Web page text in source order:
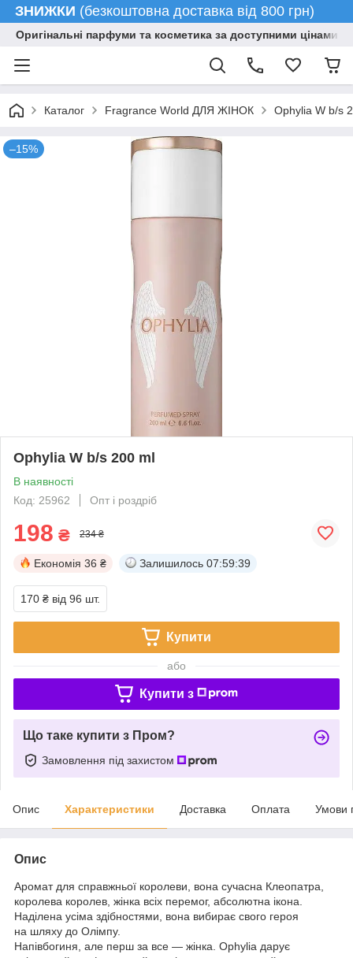
ЗНИЖКИ (безкоштовна доставка від 800 грн)
Оригінальні парфуми та косметика за доступними цінами
Каталог Fragrance World ДЛЯ ЖІНОК Ophylia W b/s
–15%
Ophylia W b/s 200 ml
В наявності
Код: 25962
Опт і роздріб
198 ₴ 234 ₴
Економія 36 ₴ Залишилось 07:59:39
170 ₴ від 96 шт.
Купити
або
Купити з
Що таке купити з Пром?
Замовлення під захистом
Опис Характеристики Доставка Оплата Умови
Опис
Аромат для справжньої королеви, вона сучасна Клеопатра,
королева королев, жінка всіх перемог, абсолютна ікона.
Наділена усіма здібностями, вона вибирає свого героя
на шляху до Олімпу.
Напівбогиня, але перш за все — жінка. Ophylia дарує